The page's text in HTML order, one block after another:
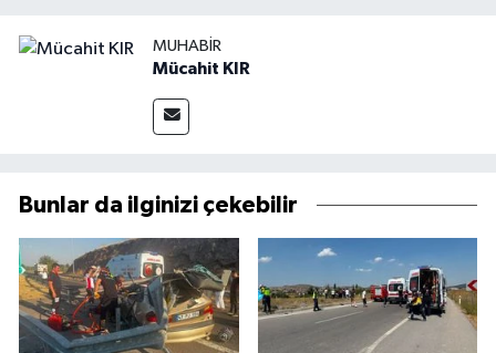
MUHABIR
Mücahit KIR
Bunlar da ilginizi çekebilir